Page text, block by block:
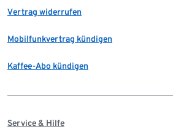
Vertrag widerrufen
Mobilfunkvertrag kündigen
Kaffee-Abo kündigen
Service & Hilfe